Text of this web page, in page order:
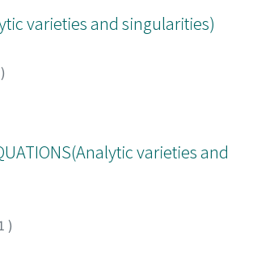
varieties and singularities)
)
varieties and
)